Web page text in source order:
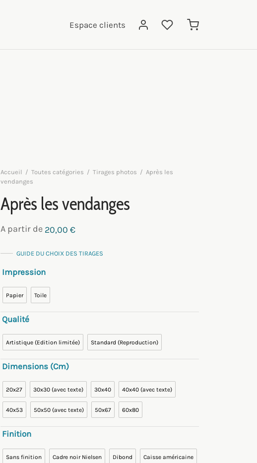
Espace clients
Accueil / Toutes catégories / Tirages photos / Après les
vendanges
Après les vendanges
A partir de 20,00 €
GUIDE DU CHOIX DES TIRAGES
Impression
Papier Toile
Qualité
Artistique (Edition limitée) Standard (Reproduction)
Dimensions (cm)
20x27 30x30 (avec texte) 30x40 40x40 (avec texte)
40x53 50x50 (avec texte) 50x67 60x80
Finition
Sans finition Cadre noir Nielsen Dibond Caisse américaine